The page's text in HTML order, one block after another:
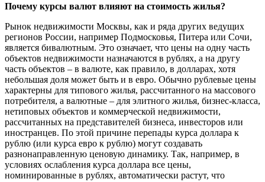
Почему курсы валют влияют на стоимость жилья?
Рынок недвижимости Москвы, как и ряда других ведущих
регионов России, например Подмосковья, Питера или Сочи,
является бивалютным. Это означает, что цены на одну часть
объектов недвижимости назначаются в рублях, а на другу
часть объектов – в валюте, как правило, в долларах, хотя
небольшая доля может быть и в евро. Обычно рублевые цены
характерны для типового жилья, рассчитанного на массового
потребителя, а валютные – для элитного жилья, бизнес-класса,
нетиповых объектов и коммерческой недвижимости,
рассчитанных на представителей бизнеса, инвесторов или
иностранцев. По этой причине перепады курса доллара к
рублю (или курса евро к рублю) могут создавать
разнонаправленную ценовую динамику. Так, например, в
условиях ослабления курса доллара все цены,
номинированные в рублях, автоматически растут, что